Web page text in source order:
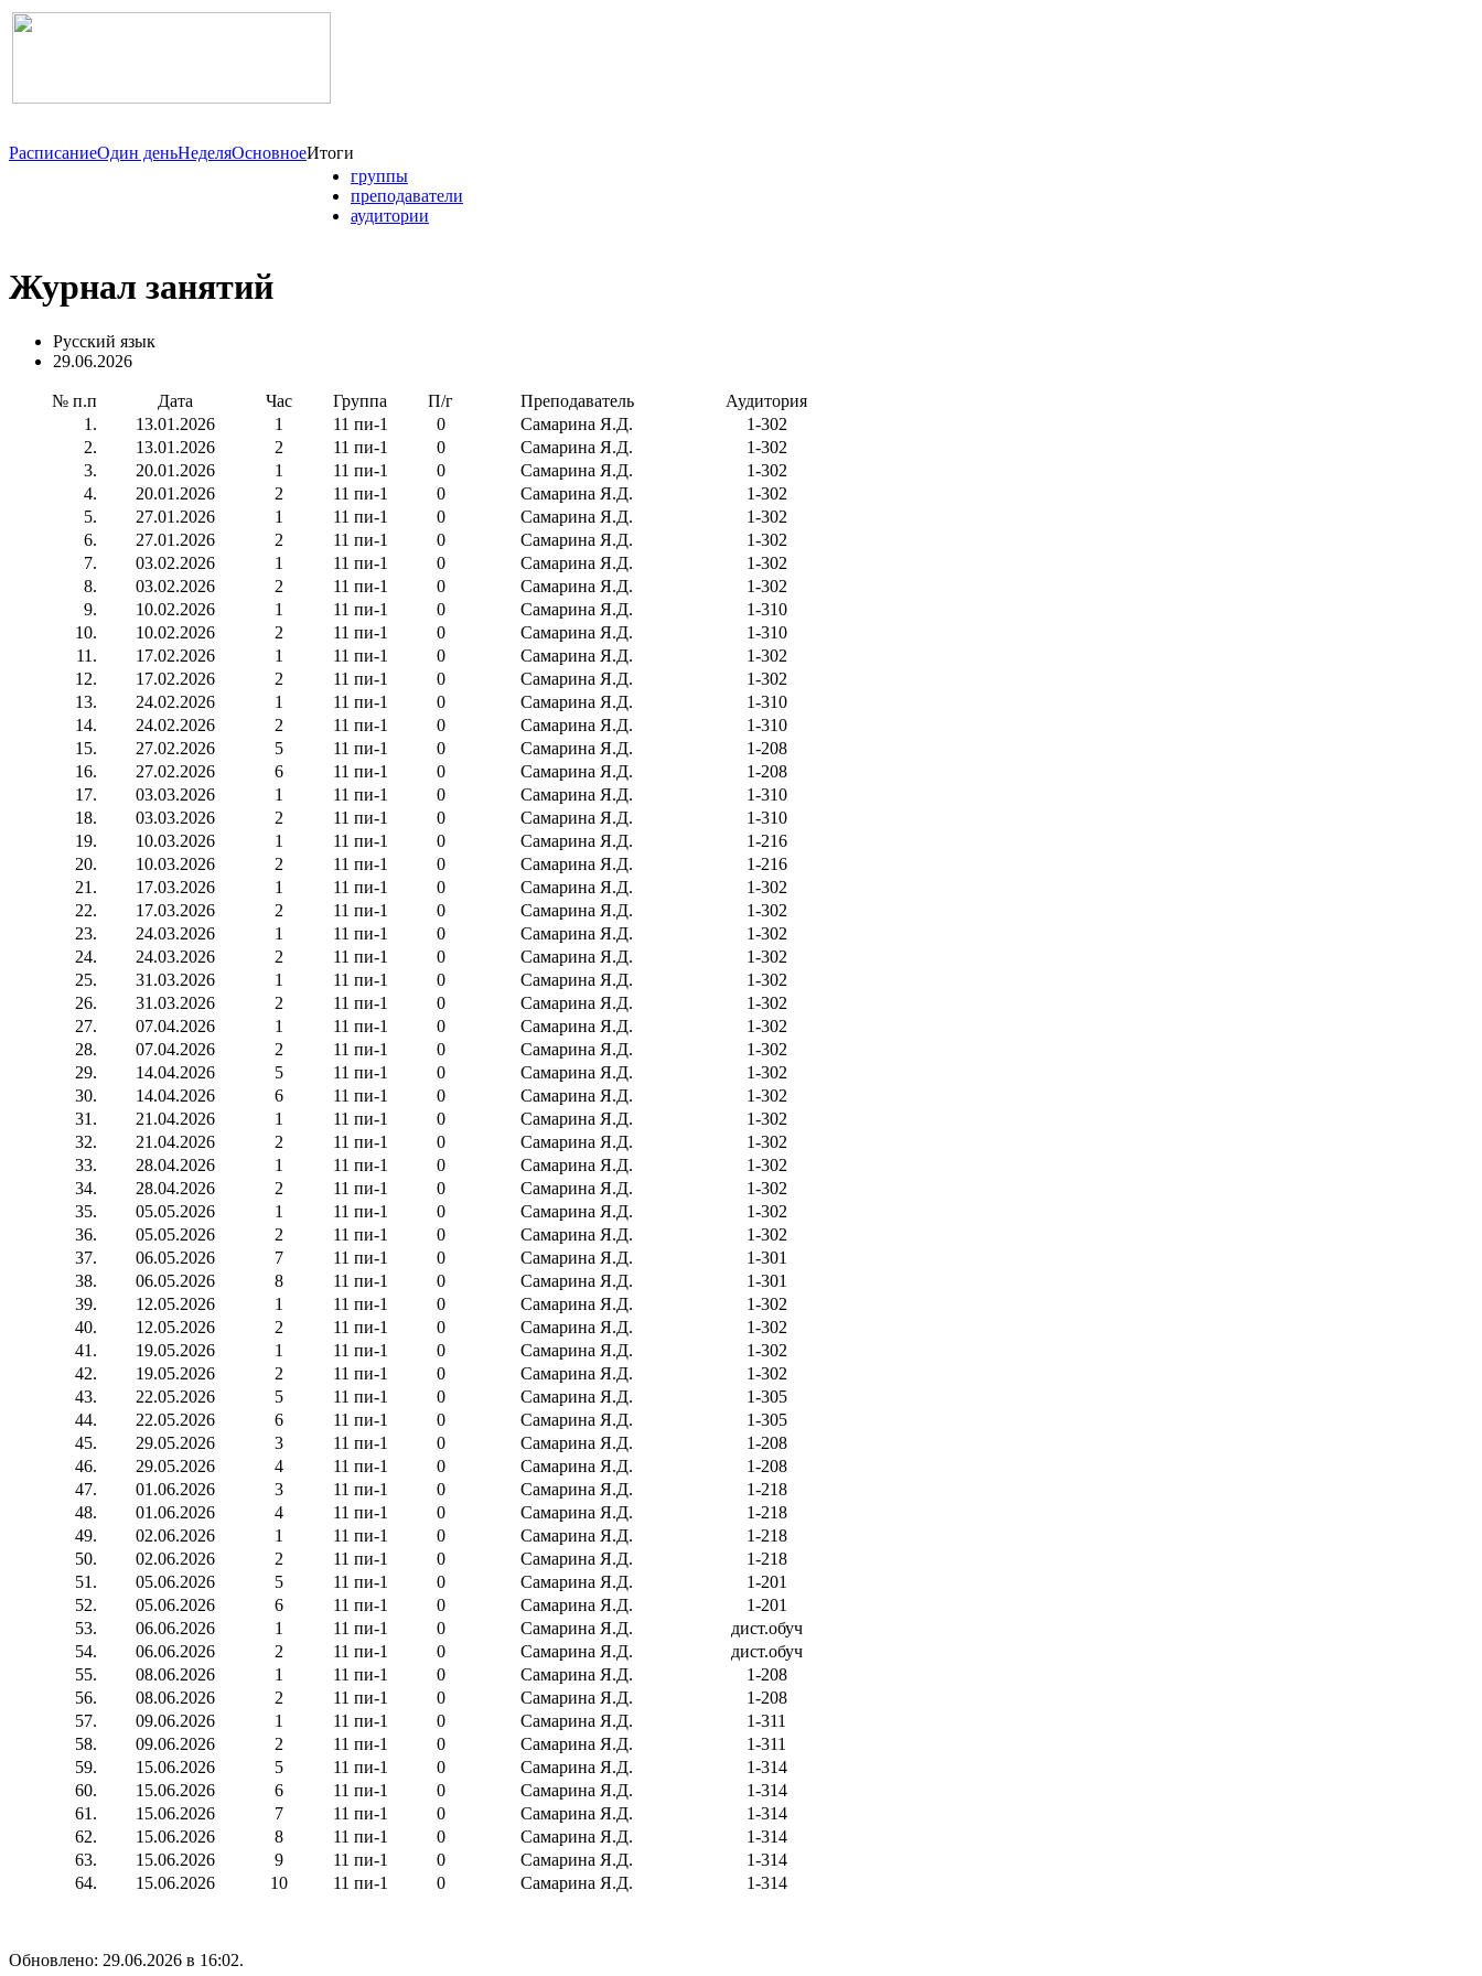
РасписаниеОдин деньНеделяОсновноеИтоги
группы
преподаватели
аудитории
Журнал занятий
Русский язык
29.06.2026
№ п.п Дата Час Группа П/г Преподаватель
Аудитория
1.
13.01.2026 1 11 пи-1 0 Самарина Я.Д.
1-302
2.
13.01.2026 2 11 пи-1 0 Самарина Я.Д.
1-302
3.
20.01.2026 1 11 пи-1 0 Самарина Я.Д.
1-302
4.
20.01.2026 2 11 пи-1 0 Самарина Я.Д.
1-302
5.
27.01.2026 1 11 пи-1 0 Самарина Я.Д.
1-302
6.
27.01.2026 2 11 пи-1 0 Самарина Я.Д.
1-302
7.
03.02.2026 1 11 пи-1 0 Самарина Я.Д.
1-302
8.
03.02.2026 2 11 пи-1 0 Самарина Я.Д.
1-302
9.
10.02.2026 1 11 пи-1 0 Самарина Я.Д.
1-310
10.
10.02.2026 2 11 пи-1 0 Самарина Я.Д.
1-310
11.
17.02.2026 1 11 пи-1 0 Самарина Я.Д.
1-302
12.
17.02.2026 2 11 пи-1 0 Самарина Я.Д.
1-302
13.
24.02.2026 1 11 пи-1 0 Самарина Я.Д.
1-310
14.
24.02.2026 2 11 пи-1 0 Самарина Я.Д.
1-310
15.
27.02.2026 5 11 пи-1 0 Самарина Я.Д.
1-208
16.
27.02.2026 6 11 пи-1 0 Самарина Я.Д.
1-208
17.
03.03.2026 1 11 пи-1 0 Самарина Я.Д.
1-310
18.
03.03.2026 2 11 пи-1 0 Самарина Я.Д.
1-310
19.
10.03.2026 1 11 пи-1 0 Самарина Я.Д.
1-216
20.
10.03.2026 2 11 пи-1 0 Самарина Я.Д.
1-216
21.
17.03.2026 1 11 пи-1 0 Самарина Я.Д.
1-302
22.
17.03.2026 2 11 пи-1 0 Самарина Я.Д.
1-302
23.
24.03.2026 1 11 пи-1 0 Самарина Я.Д.
1-302
24.
24.03.2026 2 11 пи-1 0 Самарина Я.Д.
1-302
25.
31.03.2026 1 11 пи-1 0 Самарина Я.Д.
1-302
26.
31.03.2026 2 11 пи-1 0 Самарина Я.Д.
1-302
27.
07.04.2026 1 11 пи-1 0 Самарина Я.Д.
1-302
28.
07.04.2026 2 11 пи-1 0 Самарина Я.Д.
1-302
29.
14.04.2026 5 11 пи-1 0 Самарина Я.Д.
1-302
30.
14.04.2026 6 11 пи-1 0 Самарина Я.Д.
1-302
31.
21.04.2026 1 11 пи-1 0 Самарина Я.Д.
1-302
32.
21.04.2026 2 11 пи-1 0 Самарина Я.Д.
1-302
33.
28.04.2026 1 11 пи-1 0 Самарина Я.Д.
1-302
34.
28.04.2026 2 11 пи-1 0 Самарина Я.Д.
1-302
35.
05.05.2026 1 11 пи-1 0 Самарина Я.Д.
1-302
36.
05.05.2026 2 11 пи-1 0 Самарина Я.Д.
1-302
37.
06.05.2026 7 11 пи-1 0 Самарина Я.Д.
1-301
38.
06.05.2026 8 11 пи-1 0 Самарина Я.Д.
1-301
39.
12.05.2026 1 11 пи-1 0 Самарина Я.Д.
1-302
40.
12.05.2026 2 11 пи-1 0 Самарина Я.Д.
1-302
41.
19.05.2026 1 11 пи-1 0 Самарина Я.Д.
1-302
42.
19.05.2026 2 11 пи-1 0 Самарина Я.Д.
1-302
43.
22.05.2026 5 11 пи-1 0 Самарина Я.Д.
1-305
44.
22.05.2026 6 11 пи-1 0 Самарина Я.Д.
1-305
45.
29.05.2026 3 11 пи-1 0 Самарина Я.Д.
1-208
46.
29.05.2026 4 11 пи-1 0 Самарина Я.Д.
1-208
47.
01.06.2026 3 11 пи-1 0 Самарина Я.Д.
1-218
48.
01.06.2026 4 11 пи-1 0 Самарина Я.Д.
1-218
49.
02.06.2026 1 11 пи-1 0 Самарина Я.Д.
1-218
50.
02.06.2026 2 11 пи-1 0 Самарина Я.Д.
1-218
51.
05.06.2026 5 11 пи-1 0 Самарина Я.Д.
1-201
52.
05.06.2026 6 11 пи-1 0 Самарина Я.Д.
1-201
53.
06.06.2026 1 11 пи-1 0 Самарина Я.Д.
дист.обуч
54.
06.06.2026 2 11 пи-1 0 Самарина Я.Д.
дист.обуч
55.
08.06.2026 1 11 пи-1 0 Самарина Я.Д.
1-208
56.
08.06.2026 2 11 пи-1 0 Самарина Я.Д.
1-208
57.
09.06.2026 1 11 пи-1 0 Самарина Я.Д.
1-311
58.
09.06.2026 2 11 пи-1 0 Самарина Я.Д.
1-311
59.
15.06.2026 5 11 пи-1 0 Самарина Я.Д.
1-314
60.
15.06.2026 6 11 пи-1 0 Самарина Я.Д.
1-314
61.
15.06.2026 7 11 пи-1 0 Самарина Я.Д.
1-314
62.
15.06.2026 8 11 пи-1 0 Самарина Я.Д.
1-314
63.
15.06.2026 9 11 пи-1 0 Самарина Я.Д.
1-314
64.
15.06.2026 10 11 пи-1 0 Самарина Я.Д. 1-314
Обновлено: 29.06.2026 в 16:02.